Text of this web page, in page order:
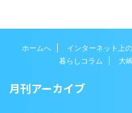
ホームへ インターネット上
暮らしコラム
大
月刊アーカイブ